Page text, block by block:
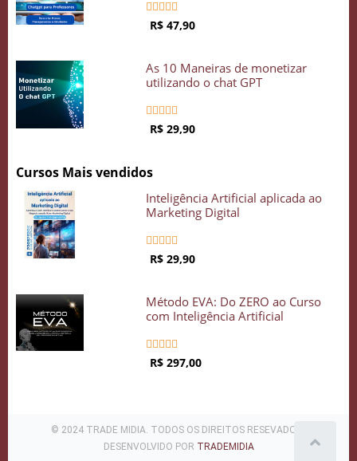
    
R$ 47,90
As 10 Maneiras de monetizar
utilizando o chat GPT
    
R$ 29,90
Cursos Mais vendidos
Inteligência Artificial aplicada ao
Marketing Digital
    
R$ 29,90
Método EVA: Do ZERO ao Curso
com Inteligência Artificial
    
R$ 297,00
© 2024 TRADE MIDIA. TODOS OS DIREITOS RESEVADOS .
DESENVOLVIDO POR TRADEMIDIA